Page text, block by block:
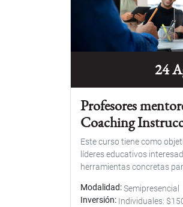
24
Profesores
Coaching
Este curso tiene como
líderes educativos
herramientas concretas
Modalidad Semipresencial
Inversión Individuales: